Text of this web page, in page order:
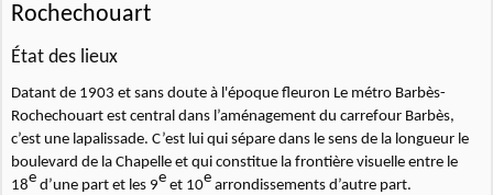
Rochechouart
État des lieux
Datant de 1903 et sans doute à l'époque fleuron Le métro Barbès-
Rochechouart est central dans l’aménagement du carrefour Barbès,
c’est une lapalissade. C’est lui qui sépare dans le sens de la longueur le
boulevard de la Chapelle et qui constitue la frontière visuelle entre le
18e d’une part et les 9e et 10e arrondissements d’autre part.